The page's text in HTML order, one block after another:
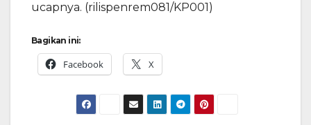
ucapnya. (rilispenrem081/KP001)
Bagikan ini:
Facebook X